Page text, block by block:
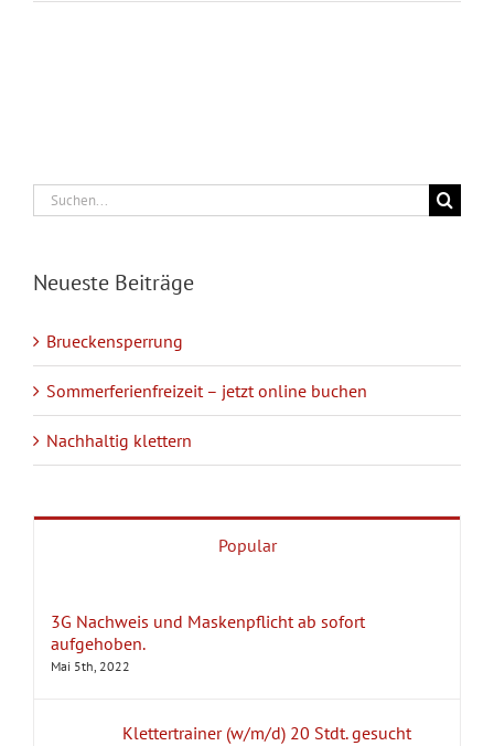
Suche
nach:
Neueste Beiträge
Brueckensperrung
Sommerferienfreizeit – jetzt online buchen
Nachhaltig klettern
Popular
3G Nachweis und Maskenpflicht ab sofort
aufgehoben.
Mai 5th, 2022
Klettertrainer (w/m/d) 20 Stdt. gesucht